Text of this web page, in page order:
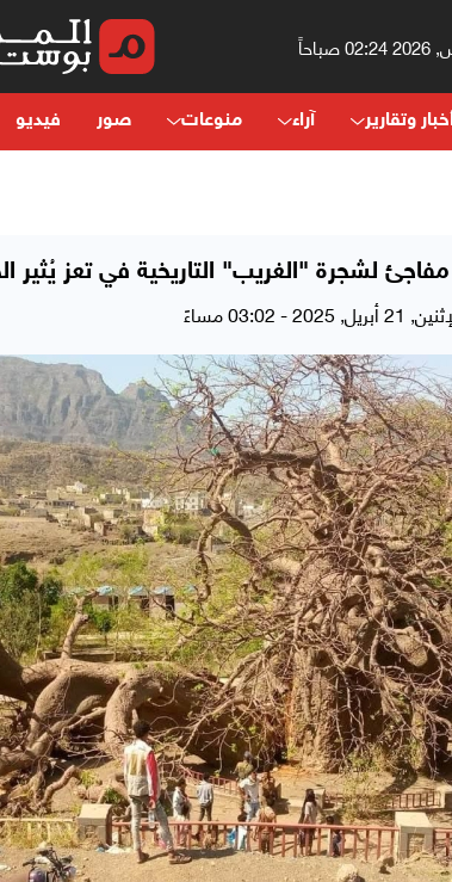
وتقارير آراء منوعات صور فيديو
لشجرة "الغريب" التاريخية في تعز يُثير
أبريل, 2025 - 03:02 مساءً